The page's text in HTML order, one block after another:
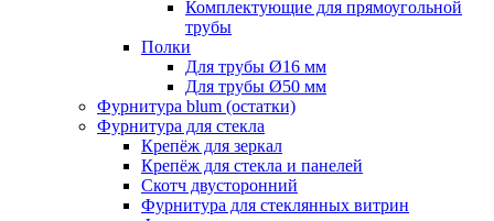
Комплектующие для прямоугольной
трубы
Полки
Для трубы Ø16 мм
Для трубы Ø50 мм
Фурнитура blum (остатки)
Фурнитура для стекла
Крепёж для зеркал
Крепёж для стекла и панелей
Скотч двусторонний
Фурнитура для стеклянных витрин